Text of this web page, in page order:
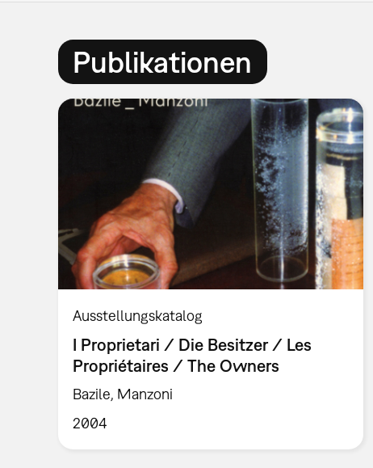
Publikationen
Ausstellungskatalog
I Proprietari / Die Besitzer / Les
Propriétaires / The Owners
Bazile, Manzoni
2004